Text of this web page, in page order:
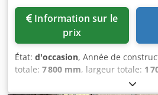
prix
État: d'occasion, Année de
totale: 7 800 mm, largeur totale: 1
, Couleur : Vert Poids à